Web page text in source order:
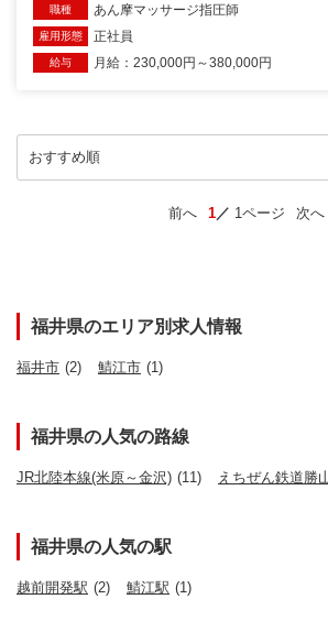
職種 あん摩マッサージ指圧師
雇用形態 正社員
給与 月給：230,000円～380,000円
前へ 1 1ページ 次へ
福井県のエリア別求人情報
福井市 (2) 鯖江市 (1)
福井県の人気の路線
JR北陸本線(米原～金沢) (11) えちぜん鉄道勝
福井県の人気の駅
越前開発駅 (2) 鯖江駅 (1)